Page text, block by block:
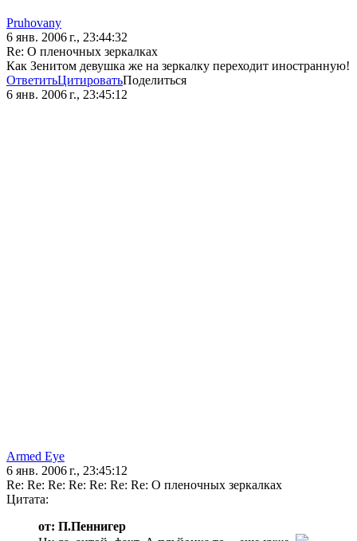
Pruhovany
6 янв. 2006 г., 23:44:32
Re: О пленочных зеркалках
Как Зенитом девушка же на зеркалку переходит иностранную!
ОтветитьЦитироватьПоделиться
6 янв. 2006 г., 23:45:12
Armed Eye
6 янв. 2006 г., 23:45:12
Re: Re: Re: Re: Re: Re: Re: О пленочных зеркалках
Цитата:
от: П.Пеннигер